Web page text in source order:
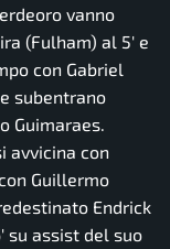
vanno
(Fulham) al 5′ e
con Gabriel
subentrano
Guimaraes.
avvicina con
Guillermo
Endrick
su assist del suo